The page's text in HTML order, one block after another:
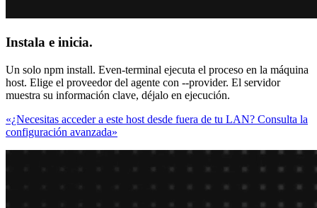
Instala e inicia.
Un solo npm install. Even-terminal ejecuta el proceso en la máquina
host. Elige el proveedor del agente con --provider. El servidor
muestra su información clave, déjalo en ejecución.
«¿Necesitas acceder a este host desde fuera de tu LAN? Consulta la
configuración avanzada»